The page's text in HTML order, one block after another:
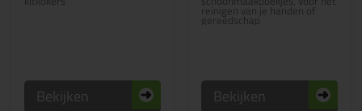
Bekijken
reinigen van je handen of
gereedschap
Bekijken